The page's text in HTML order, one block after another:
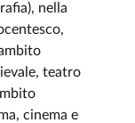
nella
teatro
cinema e